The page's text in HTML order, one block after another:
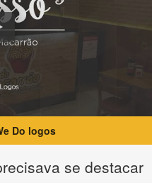
Do logos
se destacar